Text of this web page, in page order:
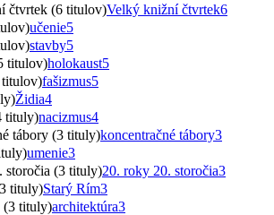
čtvrtek (6 titulov)Velký knižní čtvrtek6
učenie5
stavby5
titulov)holokaust5
titulov)fašizmus5
Židia4
tituly)nacizmus4
tábory (3 tituly)koncentračné tábory3
umenie3
storočia (3 tituly)20. roky 20. storočia3
tituly)Starý Rím3
(3 tituly)architektúra3